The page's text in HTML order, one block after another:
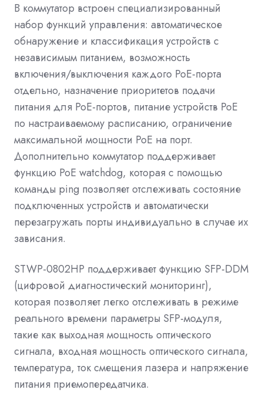
В коммутатор встроен специализированный
набор функций управления: автоматическое
обнаружение и классификация устройств с
независимым питанием, возможность
включения/выключения каждого PoE-порта
отдельно, назначение приоритетов подачи
питания для PoE-портов, питание устройств PoE
по настраиваемому расписанию, ограничение
максимальной мощности PoE на порт.
Дополнительно коммутатор поддерживает
функцию PoE watchdog, которая с помощью
команды ping позволяет отслеживать состояние
подключенных устройств и автоматически
перезагружать порты индивидуально в случае их
зависания.
STWP-0802HP поддерживает функцию SFP-DDM
(цифровой диагностический мониторинг),
которая позволяет легко отслеживать в режиме
реального времени параметры SFP-модуля,
такие как выходная мощность оптического
сигнала, входная мощность оптического сигнала,
температура, ток смещения лазера и напряжение
питания приемопередатчика.